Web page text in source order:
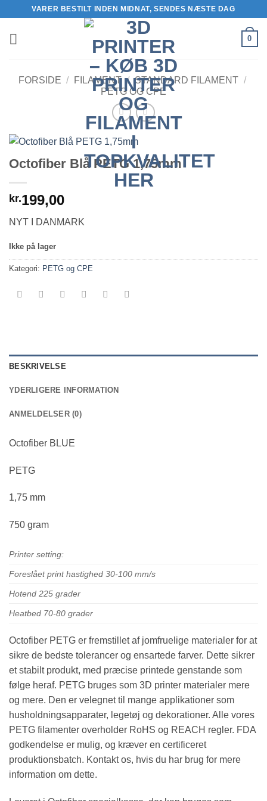
indhold
VARER BESTILT INDEN MIDNAT, SENDES NÆSTE DAG
0
FORSIDE / FILAMENT / STANDARD FILAMENT /
PETG OG CPE
Octofiber Blå PETG 1,75mm
kr.199,00
NYT I DANMARK
Ikke på lager
Kategori: PETG og CPE
BESKRIVELSE
YDERLIGERE INFORMATION
ANMELDELSER (0)
Octofiber BLUE
PETG
1,75 mm
750 gram
Printer setting:
Foreslået print hastighed 30-100 mm/s
Hotend 225 grader
Heatbed 70-80 grader
Octofiber PETG er fremstillet af jomfruelige materialer for at
sikre de bedste tolerancer og ensartede farver. Dette sikrer
et stabilt produkt, med præcise printede genstande som
følge heraf. PETG bruges som 3D printer materialer mere
og mere. Den er velegnet til mange applikationer som
husholdningsapparater, legetøj og dekorationer. Alle vores
PETG filamenter overholder RoHS og REACH regler. FDA
godkendelse er mulig, og kræver en certificeret
produktionsbatch. Kontakt os, hvis du har brug for mere
information om dette.